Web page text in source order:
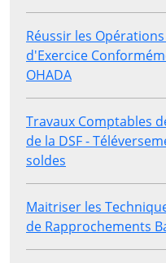
Réussir les
d'Exercice
OHADA
Travaux Comptables
de la DSF -
soldes
Maitriser les
de Rapprochements